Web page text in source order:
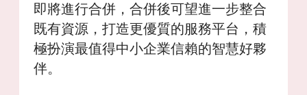
即將進行合併，合併後可望進一步整合
既有資源，打造更優質的服務平台，積
極扮演最值得中小企業信賴的智慧好夥
伴。